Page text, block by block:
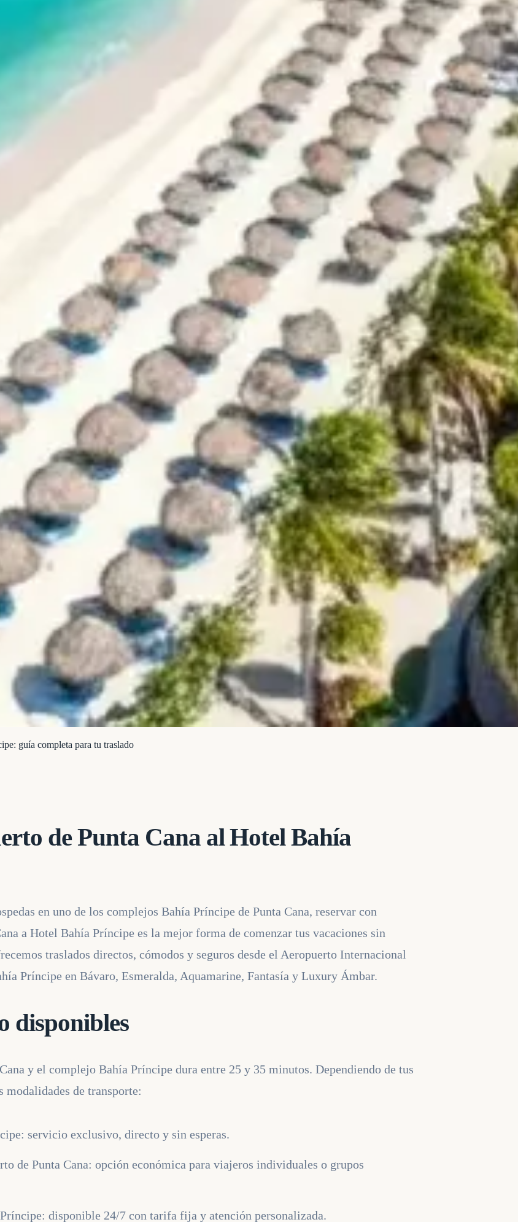
guía completa para tu traslado
de Punta Cana al Hotel Bahía
en uno de los complejos Bahía Príncipe de Punta Cana, reservar con
a Hotel Bahía Príncipe es la mejor forma de comenzar tus vacaciones sin
traslados directos, cómodos y seguros desde el Aeropuerto Internacional
Príncipe en Bávaro, Esmeralda, Aquamarine, Fantasía y Luxury Ámbar.
disponibles
y el complejo Bahía Príncipe dura entre 25 y 35 minutos. Dependiendo de tus
modalidades de transporte:
servicio exclusivo, directo y sin esperas.
de Punta Cana: opción económica para viajeros individuales o grupos
disponible 24/7 con tarifa fija y atención personalizada.